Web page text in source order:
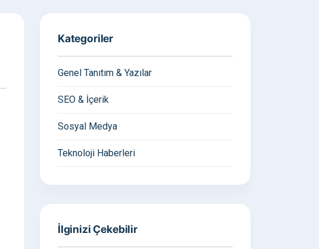
Kategoriler
Genel Tanıtım & Yazılar
SEO & İçerik
Sosyal Medya
Teknoloji Haberleri
İlginizi Çekebilir